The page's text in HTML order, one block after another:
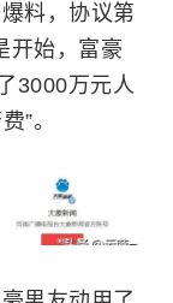
料，协议第
开始，富豪
3000万元人
”。